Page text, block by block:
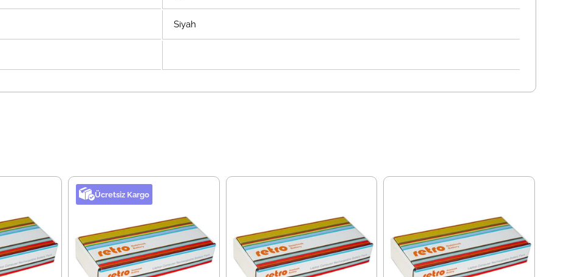
Siyah
Ücretsiz Kargo